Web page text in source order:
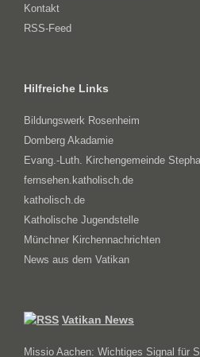
Kontakt
RSS-Feed
Hilfreiche Links
Bildungswerk Rosenheim
Domberg Akadamie
Evang.-Luth. Kirchengemeinde
fernsehen.katholisch.de
katholisch.de
Katholische Jugendstelle
Münchner Kirchennachrichten
News aus dem Vatikan
Vatikan News
Missio Aachen: Wichtiges Signal für